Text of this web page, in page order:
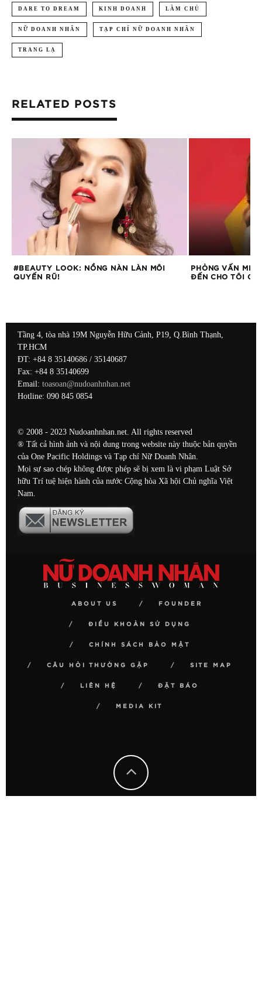
DARE TO DREAM KINH DOANH LÀM CHỦ
NỮ DOANH NHÂN TẠP CHÍ NỮ DOANH NHÂN
TRANG LẠ
RELATED POSTS
#BEAUTY LOOK: NỒNG NÀN LÀN MÔI
QUYẾN RŨ!
PHỎNG VẤN
ĐẾN CHO TÔI
Tầng 4, tòa nhà 19M Nguyễn Hữu Cảnh, P19, Q.Bình Thạnh,
TP.HCM
ĐT: +84 8 35140686 / 35140687
Fax: +84 8 35140699
Email: toasoan@nudoanhnhan.net
Hotline: 090 845 0854
© 2008 - 2023 Nudoanhnhan.net. All rights reserved
® Tất cả hình ảnh và nội dung trong website này thuộc bản quyền
của One Pacific Holdings và Tạp chí Nữ Doanh Nhân.
Mọi sự sao chép không được phép sẽ bị xem là vi phạm Luật Sở
hữu Trí tuệ hiện hành của nước Cộng hòa Xã hội Chủ nghĩa Việt
Nam.
ABOUT US FOUNDER
ĐIỀU KHOẢN SỬ DỤNG
CHÍNH SÁCH BẢO MẬT
CÂU HỎI THƯỜNG GẶP SITE MAP
LIÊN HỆ ĐẶT BÁO
MEDIA KIT